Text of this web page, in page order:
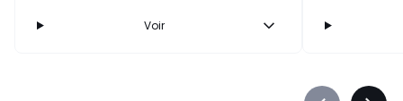
Voir